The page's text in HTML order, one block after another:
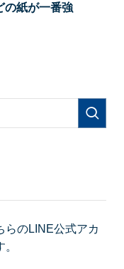
の紙が一番強
らのLINE公式アカ